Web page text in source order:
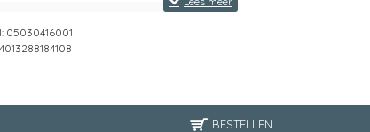
met draaibare kap voor r
Kleurcodering op pro
05030416001
4013288184108
BESTELLEN